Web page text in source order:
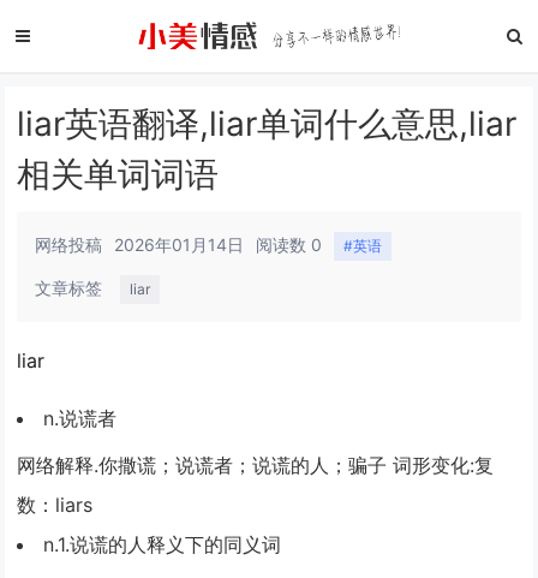
liar英语翻译,liar单词什么意思,liar
相关单词词语
网络投稿 2026年01月14日 阅读数 0 #英语
文章标签 liar
liar
n.说谎者
网络解释.你撒谎；说谎者；说谎的人；骗子 词形变化:复
数：liars
n.1.说谎的人释义下的同义词